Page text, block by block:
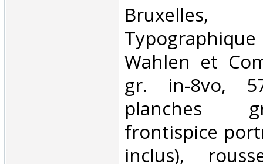
Wahlen et
gr. in-8vo,
planches
frontispice
inclus),